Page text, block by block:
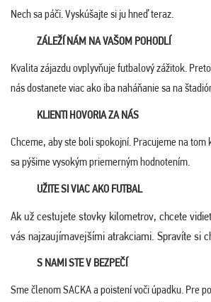
Nech sa páči. Vyskúšajte si ju hneď teraz.
ZÁLEŽÍ NÁM NA VAŠOM POHODLÍ
Kvalita zájazdu ovplyvňuje futbalový zážitok.
nás dostanete viac ako iba naháňanie sa na
KLIENTI HOVORIA ZA NÁS
Chceme, aby ste boli spokojní. Pracujeme na tom
sa pýšime vysokým priemerným hodnotením.
UŽITE SI VIAC AKO FUTBAL
Ak už cestujete stovky kilometrov, chcete
vás najzaujímavejšími atrakciami. Spravíte si
S NAMI STE V BEZPEČÍ
Sme členom SACKA a poistení voči úpadku. Pre